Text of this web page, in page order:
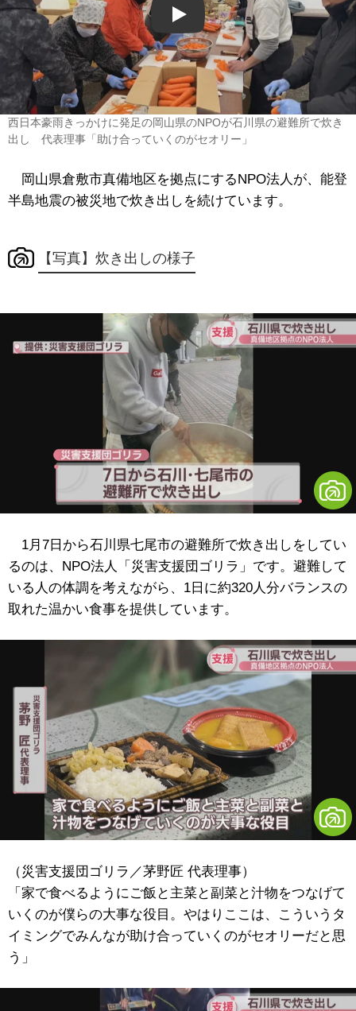
Play
西日本豪雨きっかけに発足の岡山県のNPOが石川県の避難所で炊き
出し 代表理事「助け合っていくのがセオリー」
岡山県倉敷市真備地区を拠点にするNPO法人が、能登
半島地震の被災地で炊き出しを続けています。
【写真】炊き出しの様子
1月7日から石川県七尾市の避難所で炊き出しをしてい
るのは、NPO法人「災害支援団ゴリラ」です。避難して
いる人の体調を考えながら、1日に約320人分バランスの
取れた温かい食事を提供しています。
（災害支援団ゴリラ／茅野匠 代表理事）
「家で食べるようにご飯と主菜と副菜と汁物をつなげて
いくのが僕らの大事な役目。やはりここは、こういうタ
イミングでみんなが助け合っていくのがセオリーだと思
う」